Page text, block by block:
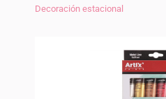
Decoración estacional